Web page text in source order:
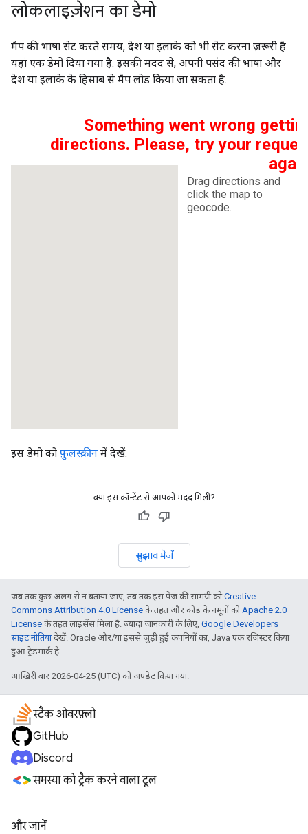
लोकलाइज़ेशन का डेमो
मैप की भाषा सेट करते समय, देश या इलाके को भी सेट करना ज़रूरी है.
यहां एक डेमो दिया गया है. इसकी मदद से, अपनी पसंद की भाषा और
देश या इलाके के हिसाब से मैप लोड किया जा सकता है.
इस डेमो को फ़ुलस्क्रीन में देखें.
क्या इस कॉन्टेंट से आपको मदद मिली?
सुझाव भेजें
जब तक कुछ अलग से न बताया जाए, तब तक इस पेज की सामग्री कोCreative
Commons Attribution 4.0 License के तहत और कोड के नमूनों कोApache 2.0
License के तहत लाइसेंस मिला है. ज़्यादा जानकारी के लिए, Google Developers
साइट नीतियांदेखें. Oracle और/या इससे जुड़ी हुई कंपनियों का, Java एक रजिस्टर किया
हुआ ट्रेडमार्क है.
आखिरी बार 2026-04-25 (UTC) को अपडेट किया गया.
स्टैक ओवरफ़्लो
GitHub
Discord
समस्या को ट्रैक करने वाला टूल
और जानें